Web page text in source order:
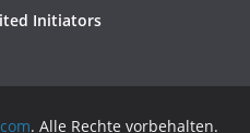
Initiators
. Alle Rechte vorbehalten.